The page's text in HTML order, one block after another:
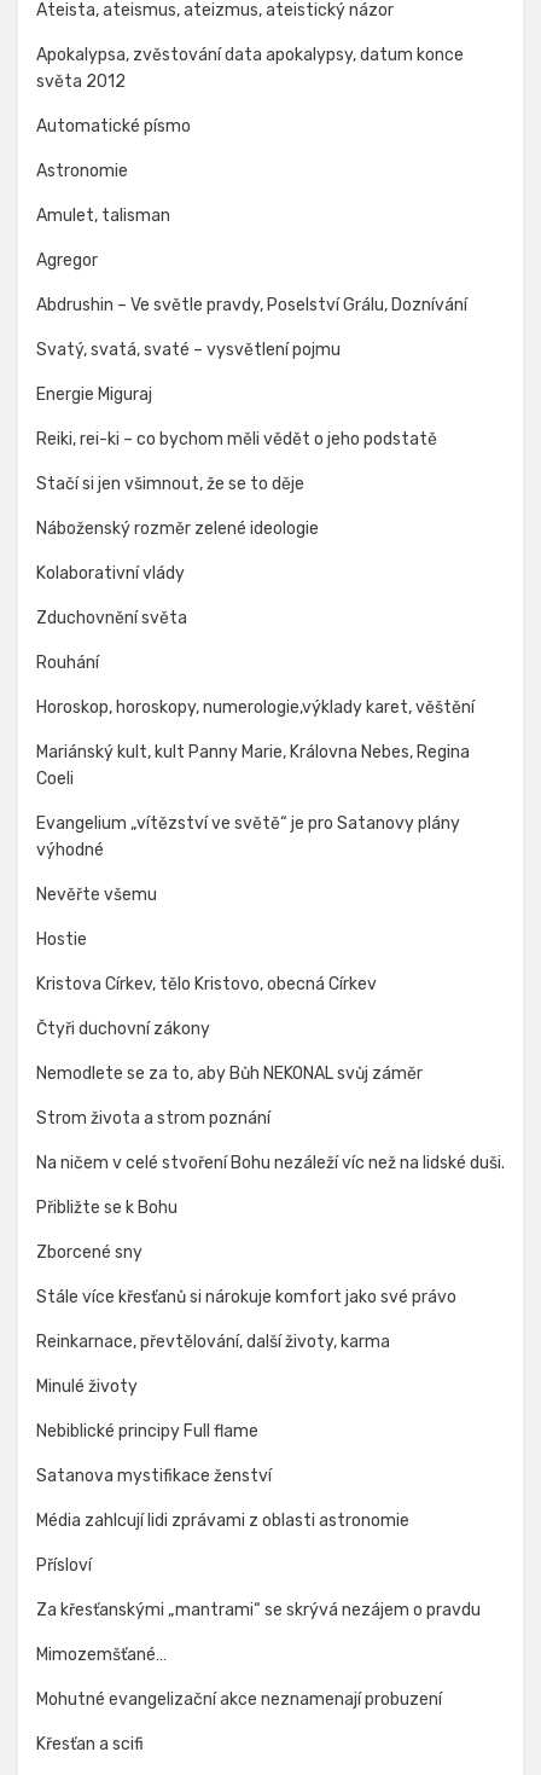
Ateista, ateismus, ateizmus, ateistický názor
Apokalypsa, zvěstování data apokalypsy, datum konce
světa 2012
Automatické písmo
Astronomie
Amulet, talisman
Agregor
Abdrushin – Ve světle pravdy, Poselství Grálu, Doznívání
Svatý, svatá, svaté – vysvětlení pojmu
Energie Miguraj
Reiki, rei-ki – co bychom měli vědět o jeho podstatě
Stačí si jen všimnout, že se to děje
Náboženský rozměr zelené ideologie
Kolaborativní vlády
Zduchovnění světa
Rouhání
Horoskop, horoskopy, numerologie,výklady karet, věštění
Mariánský kult, kult Panny Marie, Královna Nebes, Regina
Coeli
Evangelium „vítězství ve světě“ je pro Satanovy plány
výhodné
Nevěřte všemu
Hostie
Kristova Církev, tělo Kristovo, obecná Církev
Čtyři duchovní zákony
Nemodlete se za to, aby Bůh NEKONAL svůj záměr
Strom života a strom poznání
Na ničem v celé stvoření Bohu nezáleží víc než na lidské duši.
Přibližte se k Bohu
Zborcené sny
Stále více křesťanů si nárokuje komfort jako své právo
Reinkarnace, převtělování, další životy, karma
Minulé životy
Nebiblické principy Full flame
Satanova mystifikace ženství
Média zahlcují lidi zprávami z oblasti astronomie
Přísloví
Za křesťanskými „mantrami“ se skrývá nezájem o pravdu
Mimozemšťané…
Mohutné evangelizační akce neznamenají probuzení
Křesťan a scifi